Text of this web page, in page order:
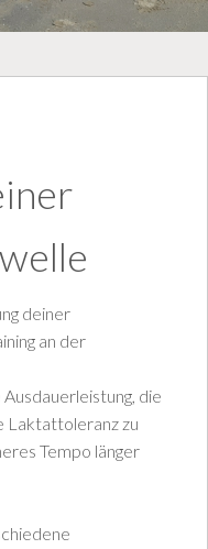
deiner
an der
Ausdauerleistung, die
Laktattoleranz zu
Tempo länger